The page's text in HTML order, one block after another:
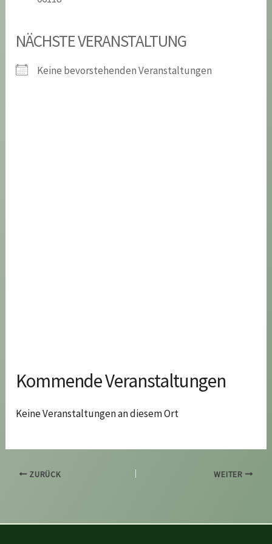
NÄCHSTE VERANSTALTUNG
Keine bevorstehenden Veranstaltungen
Kommende Veranstaltungen
Keine Veranstaltungen an diesem Ort
ZURÜCK WEITER